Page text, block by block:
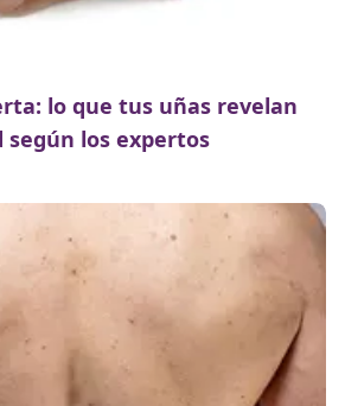
lo que tus uñas revelan
según los expertos